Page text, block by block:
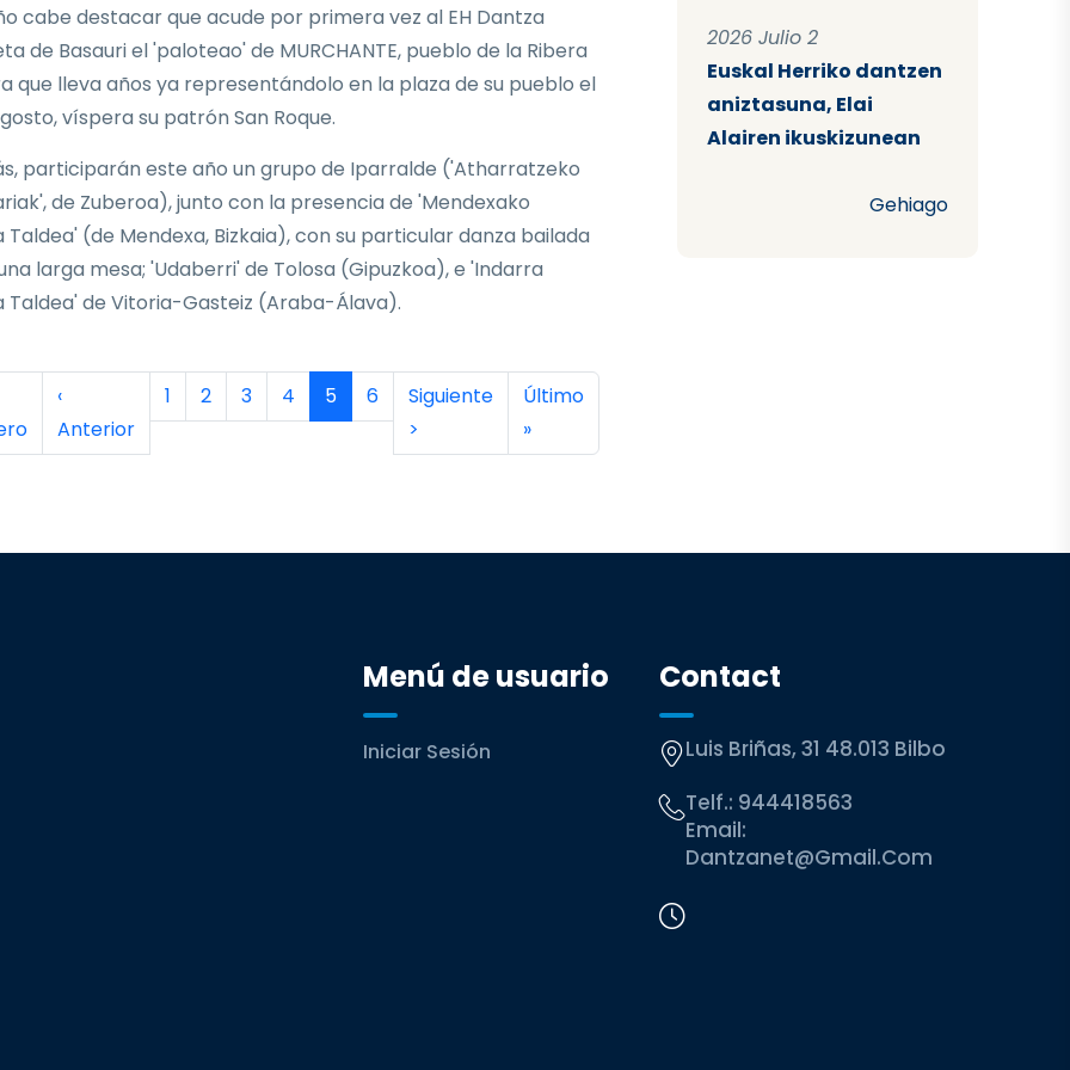
cabe destacar que acude por primera vez al EH Dantza
de Basauri el 'paloteao' de MURCHANTE, pueblo de la Ribera
que lleva años ya representándolo en la plaza de su pueblo el
víspera su patrón San Roque.
participarán este año un grupo de Iparralde ('Atharratzeko
de Zuberoa), junto con la presencia de 'Mendexako
Taldea' (de Mendexa, Bizkaia), con su particular danza bailada
larga mesa; 'Udaberri' de Tolosa (Gipuzkoa), e 'Indarra
Taldea' de Vitoria-Gasteiz (Araba-Álava).
páginaPágina anterior
‹
Anterior
Página
1 Página
2 Página
3 Página
4 Página actual
5 Página
6 Siguiente página
Siguiente
>
Última página
Último
»
2026 Julio 2
Euskal Herriko dantzen
aniztasuna, Elai
Alairen ikuskizunean
Gehiago
Menú de usuario
Iniciar Sesión
Contact
Luis Briñas, 31 48.013 Bilbo
Telf.: 944418563
Email:
Dantzanet@gmail.com